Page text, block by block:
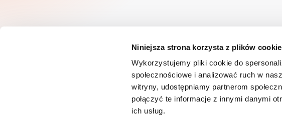
Niniejsza strona korzysta z plików cookie
Wykorzystujemy pliki cookie do
społecznościowe i analizować ruch w
witryny, udostępniamy partnerom
połączyć te informacje z innymi danymi
ich usług.